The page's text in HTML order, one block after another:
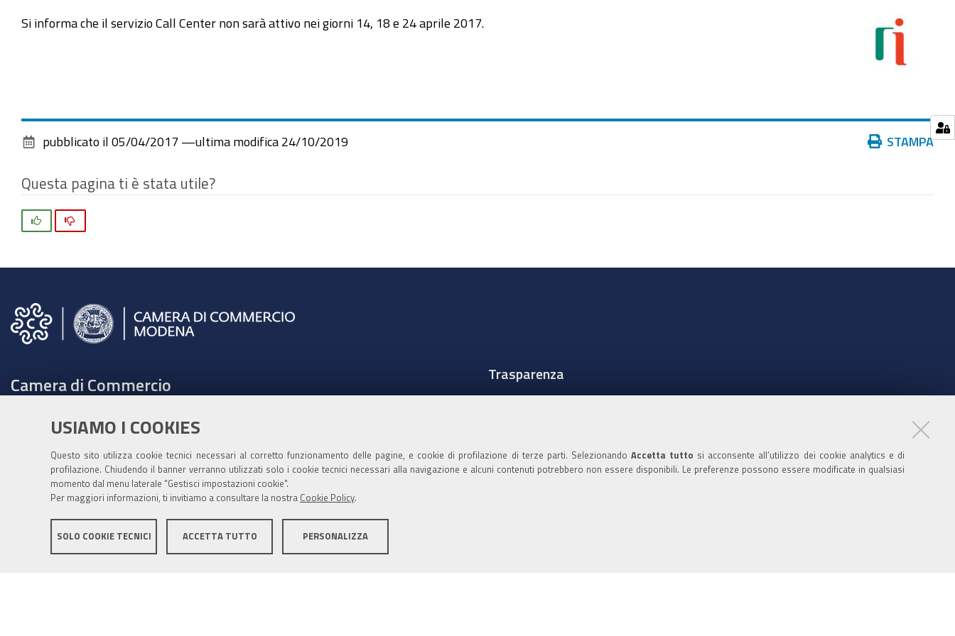
USIAMO I COOKIES
Questo sito utilizza cookie tecnici necessari al corretto funzionamento delle pagine, e cookie di profilazione di terze parti. SelezionandoAccetta tutto si acconsente all’utilizzo dei cookie analytics e di
profilazione. Chiudendo il banner verranno utilizzati solo i cookie tecnici necessari alla navigazione e alcuni contenuti potrebbero non essere disponibili. Le preferenze possono essere modificate in qualsiasi
momento dal menu laterale "Gestisci impostazioni cookie".
Per maggiori informazioni, ti invitiamo a consultare la nostra Cookie Policy
SOLO COOKIE TECNICI ACCETTA TUTTO PERSONALIZZA
Si informa che il servizio Call Center non sarà attivo nei giorni 14, 18 e 24 aprile 2017.
Azioni STAMPA
pubblicato il 05/04/2017 —ultima modifica 24/10/2019
Questa pagina ti è stata utile?
Camera di Commercio
Tel. 059208111 -URP
Contabilità speciale Banca d'Italia:
IT75Q 01000 04306 TU00 0001 3855
Fatt. elettronica - Cod. univoco: XECKYI
cameradicommercio@mo.legalmail.camcom.it
Trasparenza
Pubblicità Legale